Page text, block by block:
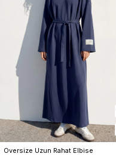
Oversize Uzun Rahat Elbise